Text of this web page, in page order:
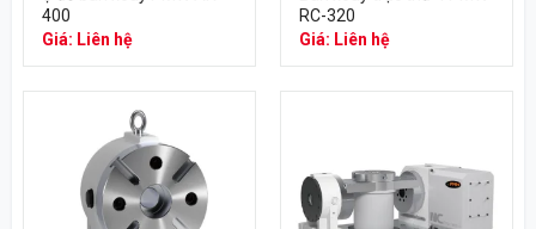
400
Giá: Liên hệ
RC-320
Giá: Liên hệ